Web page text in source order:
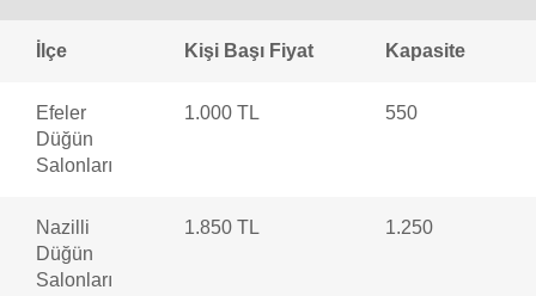
İlçe Kişi Başı Fiyat Kapasite
Efeler
Düğün
Salonları
1.000 TL 550
Nazilli
Düğün
Salonları
1.850 TL 1.250